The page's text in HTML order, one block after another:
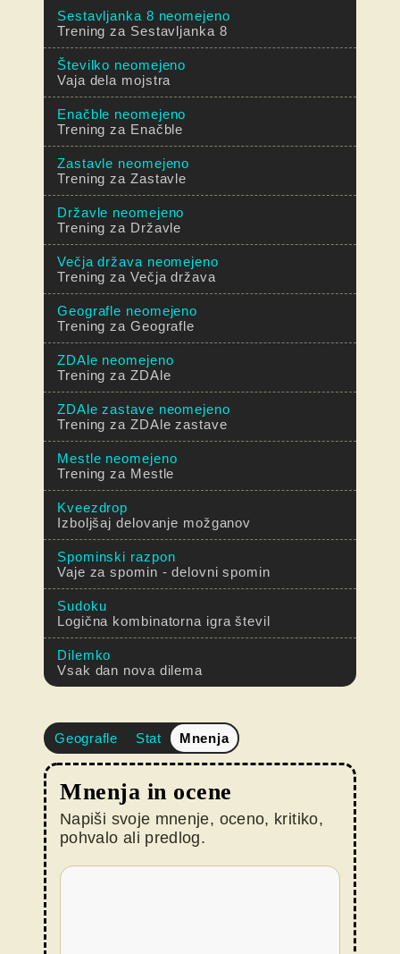
Sestavljanka 8 neomejeno
Trening za Sestavljanka 8
Številko neomejeno
Vaja dela mojstra
Enačble neomejeno
Trening za Enačble
Zastavle neomejeno
Trening za Zastavle
Državle neomejeno
Trening za Državle
Večja država neomejeno
Trening za Večja država
Geografle neomejeno
Trening za Geografle
ZDAle neomejeno
Trening za ZDAle
ZDAle zastave neomejeno
Trening za ZDAle zastave
Mestle neomejeno
Trening za Mestle
Kveezdrop
Izboljšaj delovanje možganov
Spominski razpon
Vaje za spomin - delovni spomin
Sudoku
Logična kombinatorna igra števil
Dilemko
Vsak dan nova dilema
Geografle Stat Mnenja
Mnenja in ocene
Napiši svoje mnenje, oceno, kritiko,
pohvalo ali predlog.